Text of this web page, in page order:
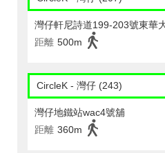
灣仔軒尼詩道199-203號東華
距離 500m
CircleK - 灣仔 (243)
灣仔地鐵站wac4號舖
距離 360m